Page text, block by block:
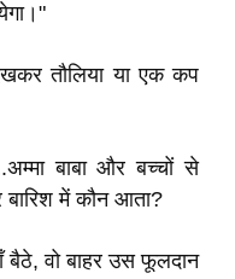
तौलिया या एक कप
बाबा और बच्चों से
में कौन आता?
बैठे, वो बाहर उस फूलदान